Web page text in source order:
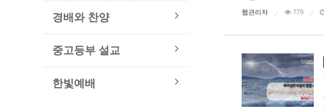
웹관리자 779
경배와 찬양
중고등부 설교
한빛예배